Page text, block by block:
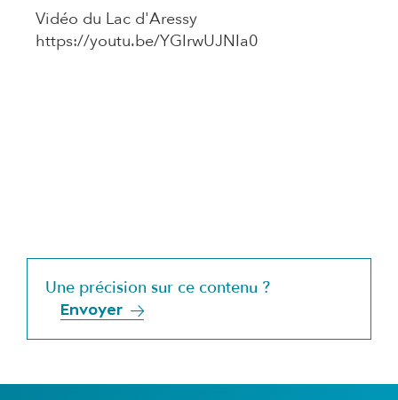
Vidéo du Lac d'Aressy
https://youtu.be/YGIrwUJNIa0
Une précision sur ce contenu ?
Envoyer